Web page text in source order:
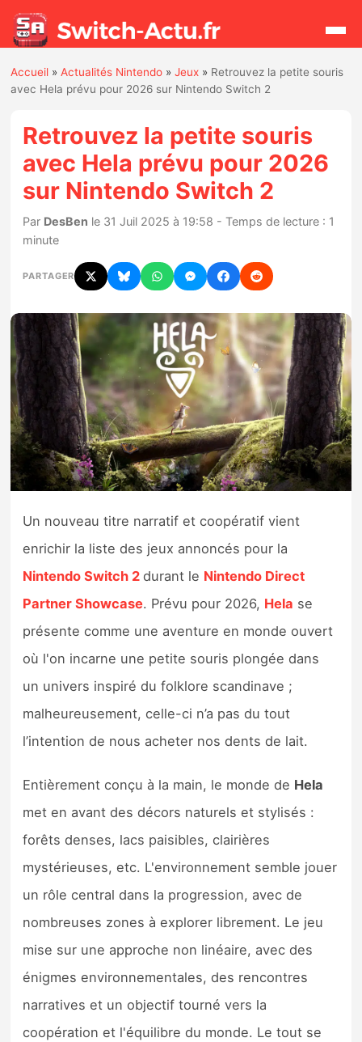
Rechercher
Actualités
Jeux
Hardware
Mises à jour
Chiffres de ventes
Rumeurs
Nintendo Direct
Tests et previews
Tests de jeux
Tests d’accessoires
Previews
Précommandes
Précommandes jeux Switch 2
Sorties de jeux
Bons plans
Guides
Accueil »Actualités Nintendo »Jeux » Retrouvez la petite souris
avec Hela prévu pour 2026 sur Nintendo Switch 2
Retrouvez la petite souris
avec Hela prévu pour 2026
sur Nintendo Switch 2
Par DesBen le 31 Juil 2025 à 19:58 - Temps de lecture : 1
minute
PARTAGER
Un nouveau titre narratif et coopératif vient
enrichir la liste des jeux annoncés pour la
Nintendo Switch 2 durant le Nintendo Direct
Partner Showcase. Prévu pour 2026, Hela se
présente comme une aventure en monde ouvert
où l'on incarne une petite souris plongée dans
un univers inspiré du folklore scandinave ;
malheureusement, celle-ci n’a pas du tout
l’intention de nous acheter nos dents de lait.
Entièrement conçu à la main, le monde de Hela
met en avant des décors naturels et stylisés :
forêts denses, lacs paisibles, clairières
mystérieuses, etc. L'environnement semble jouer
un rôle central dans la progression, avec de
nombreuses zones à explorer librement. Le jeu
mise sur une approche non linéaire, avec des
énigmes environnementales, des rencontres
narratives et un objectif tourné vers la
coopération et l'équilibre du monde. Le tout se